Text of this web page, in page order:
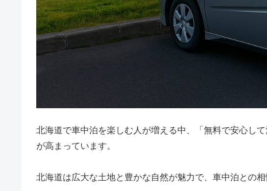
北海道で車中泊を楽しむ人が増える中、「無料で安心し
が高まっています。
北海道は広大な土地と豊かな自然が魅力で、車中泊との相